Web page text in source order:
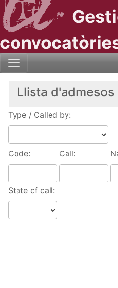
Llista
Type / Called by:
Code: Call:
State of call: